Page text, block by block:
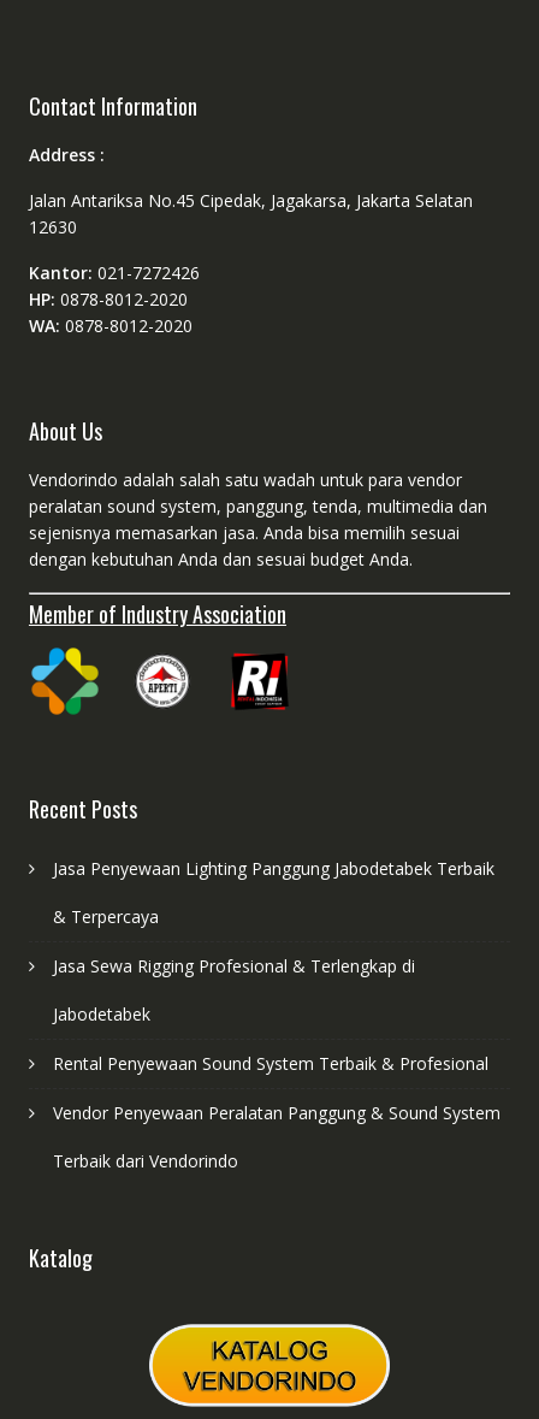
Contact Information
Address :
Jalan Antariksa No.45 Cipedak, Jagakarsa, Jakarta Selatan
12630
Kantor: 021-7272426
HP: 0878-8012-2020
WA: 0878-8012-2020
About Us
Vendorindo adalah salah satu wadah untuk para vendor
peralatan sound system, panggung, tenda, multimedia dan
sejenisnya memasarkan jasa. Anda bisa memilih sesuai
dengan kebutuhan Anda dan sesuai budget Anda.
Member of Industry Association
Recent Posts
Jasa Penyewaan Lighting Panggung Jabodetabek Terbaik
& Terpercaya
Jasa Sewa Rigging Profesional & Terlengkap di
Jabodetabek
Rental Penyewaan Sound System Terbaik & Profesional
Vendor Penyewaan Peralatan Panggung & Sound System
Terbaik dari Vendorindo
Katalog